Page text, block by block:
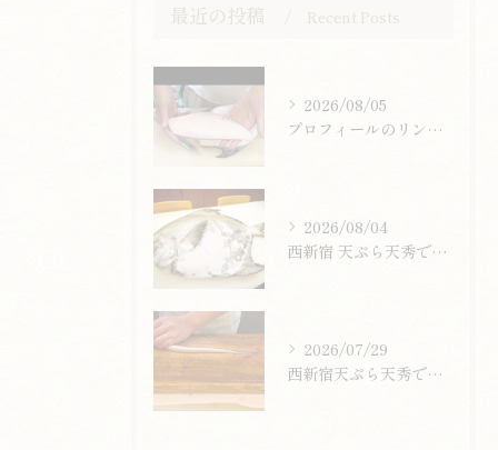
最近の投稿 Recent Posts
2026/08/05
プロフィールのリンクまたはお電話からお気軽にご予約ください。
2026/08/04
西新宿 天ぷら天秀です。
2026/07/29
西新宿天ぷら天秀です。